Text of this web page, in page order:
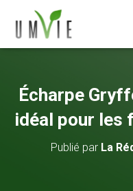
Écharpe
idéal pour les
Publié par La